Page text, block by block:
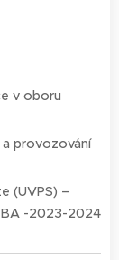
v oboru
provozování
(UVPS) –
-2023-2024